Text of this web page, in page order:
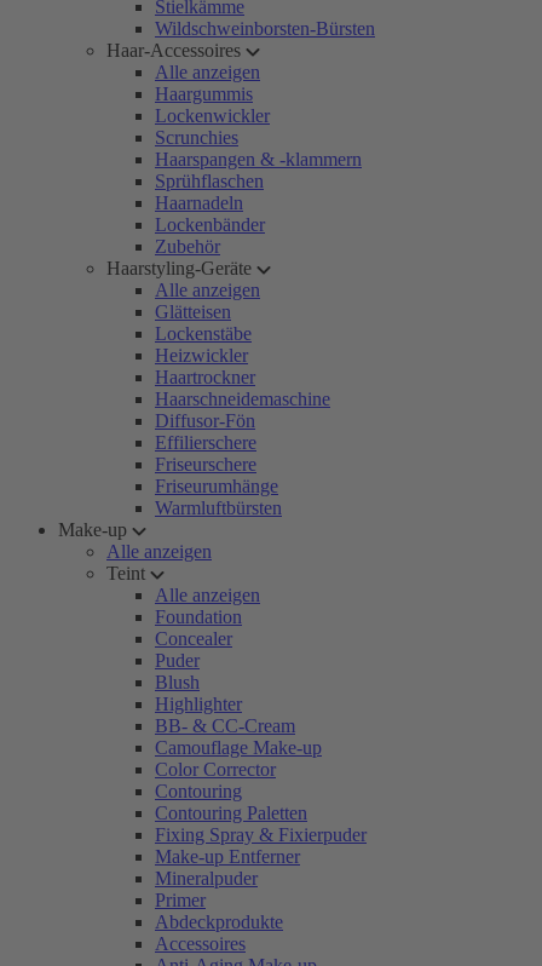
Stielkämme
Wildschweinborsten-Bürsten
Haar-Accessoires
Alle anzeigen
Haargummis
Lockenwickler
Scrunchies
Haarspangen & -klammern
Sprühflaschen
Haarnadeln
Lockenbänder
Zubehör
Haarstyling-Geräte
Alle anzeigen
Glätteisen
Lockenstäbe
Heizwickler
Haartrockner
Haarschneidemaschine
Diffusor-Fön
Effilierschere
Friseurschere
Friseurumhänge
Warmluftbürsten
Make-up
Alle anzeigen
Teint
Alle anzeigen
Foundation
Concealer
Puder
Blush
Highlighter
BB- & CC-Cream
Camouflage Make-up
Color Corrector
Contouring
Contouring Paletten
Fixing Spray & Fixierpuder
Make-up Entferner
Mineralpuder
Primer
Abdeckprodukte
Accessoires